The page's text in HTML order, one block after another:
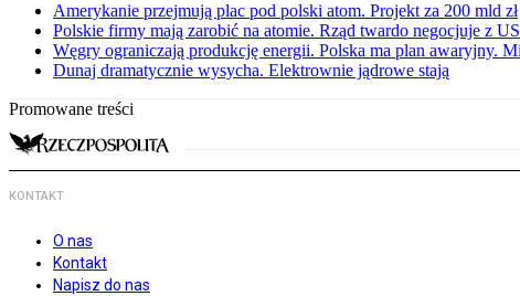
Amerykanie przejmują plac pod polski atom. Projekt za 200 mld zł
Polskie firmy mają zarobić na atomie. Rząd twardo negocjuje z
Węgry ograniczają produkcję energii. Polska ma plan awaryjny.
Dunaj dramatycznie wysycha. Elektrownie jądrowe stają
Promowane treści
KONTAKT
O nas
Kontakt
Napisz do nas